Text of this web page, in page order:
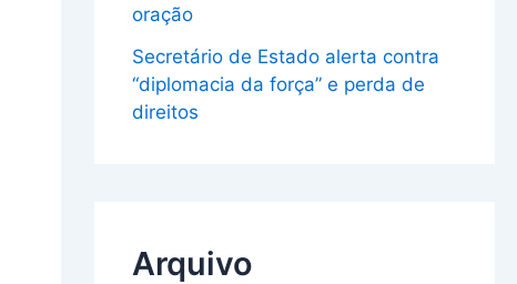
oração
Secretário de Estado alerta contra
“diplomacia da força” e perda de
direitos
Arquivo